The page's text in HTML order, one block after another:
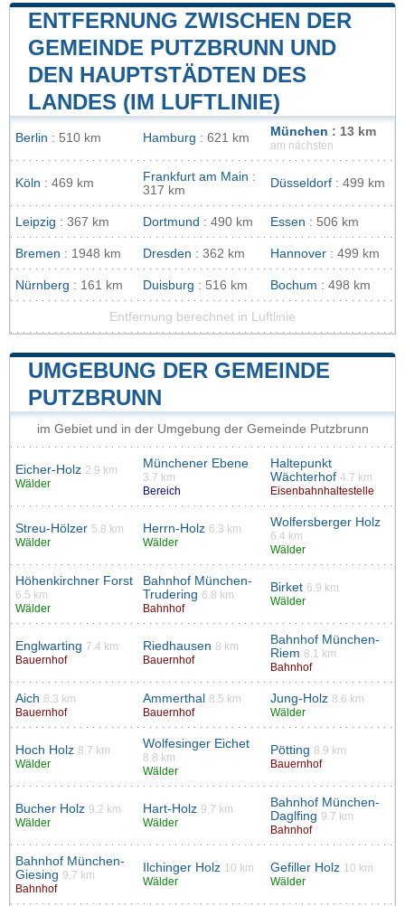
ENTFERNUNG ZWISCHEN DER
GEMEINDE PUTZBRUNN UND
DEN HAUPTSTÄDTEN DES
LANDES (IM LUFTLINIE)
Berlin : 510 km Hamburg : 621 km München : 13 km
am nächsten
Köln : 469 km Frankfurt am Main :
317 km
Düsseldorf : 499 km
Leipzig : 367 km Dortmund : 490 km Essen : 506 km
Bremen : 1948 km Dresden : 362 km Hannover : 499 km
Nürnberg : 161 km Duisburg : 516 km Bochum : 498 km
Entfernung berechnet in Luftlinie
UMGEBUNG DER GEMEINDE
PUTZBRUNN
im Gebiet und in der Umgebung der Gemeinde Putzbrunn
Eicher-Holz 2.9 km
Wälder
Münchener Ebene
3.7 km
Bereich
Haltepunkt
Wächterhof 4.7 km
Eisenbahnhaltestelle
Streu-Hölzer 5.8 km
Wälder
Herrn-Holz 6.3 km
Wälder
Wolfersberger Holz
6.4 km
Wälder
Höhenkirchner Forst
6.5 km
Wälder
Bahnhof München-
Trudering 6.8 km
Bahnhof
Birket 6.9 km
Wälder
Englwarting 7.4 km
Bauernhof
Riedhausen 8 km
Bauernhof
Bahnhof München-
Riem 8.1 km
Bahnhof
Aich 8.3 km
Bauernhof
Ammerthal
8.5 km
Bauernhof
Jung-Holz 8.6 km
Wälder
Hoch Holz 8.7 km
Wälder
Wolfesinger Eichet
8.8 km
Wälder
Pötting 8.9 km
Bauernhof
Bucher Holz 9.2 km
Wälder
Hart-Holz 9.7 km
Wälder
Bahnhof München-
Daglfing 9.7 km
Bahnhof
Bahnhof München-
Giesing 9.7 km
Bahnhof
Ilchinger Holz 10 km
Wälder
Gefiller Holz 10 km
Wälder